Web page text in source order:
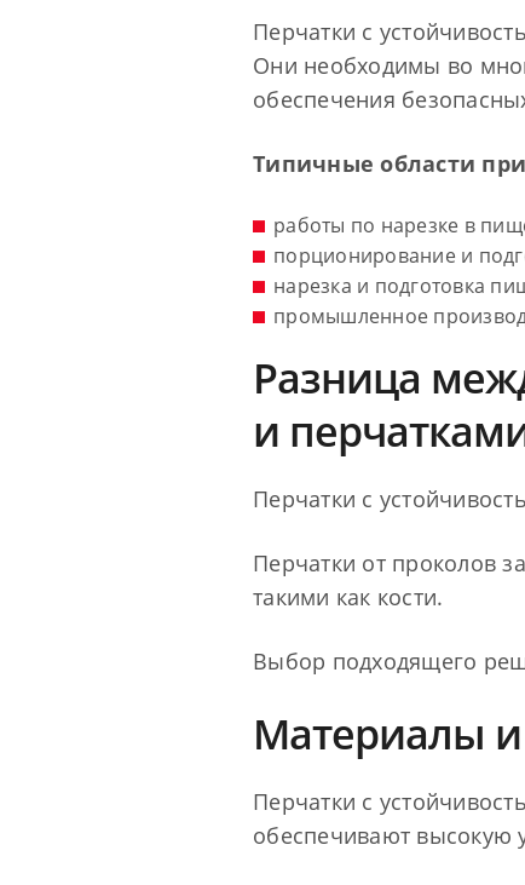
Перчатки с
Они необходимы во
обеспечения
Типичные области
работы по нарезке в
порционирование и
нарезка и подготовка
промышленное
Разница
и
Перчатки с
Перчатки от проколов
такими как кости.
Выбор подходящего
Материалы и
Перчатки с
обеспечивают высокую